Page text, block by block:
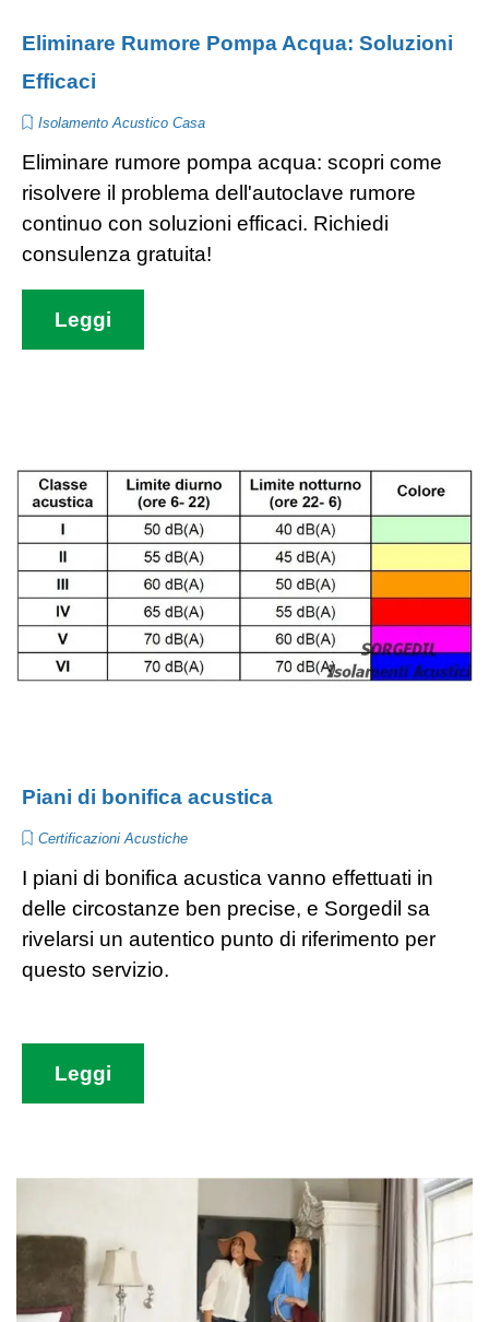
Eliminare Rumore Pompa Acqua: Soluzioni
Efficaci
Isolamento Acustico Casa
Eliminare rumore pompa acqua: scopri come
risolvere il problema dell'autoclave rumore
continuo con soluzioni efficaci. Richiedi
consulenza gratuita!
Leggi
Piani di bonifica acustica
Certificazioni Acustiche
I piani di bonifica acustica vanno effettuati in
delle circostanze ben precise, e Sorgedil sa
rivelarsi un autentico punto di riferimento per
questo servizio.
Leggi